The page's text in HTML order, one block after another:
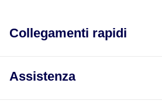
Collegamenti rapidi
Assistenza